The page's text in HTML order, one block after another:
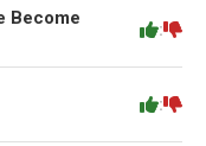
Become
:
: